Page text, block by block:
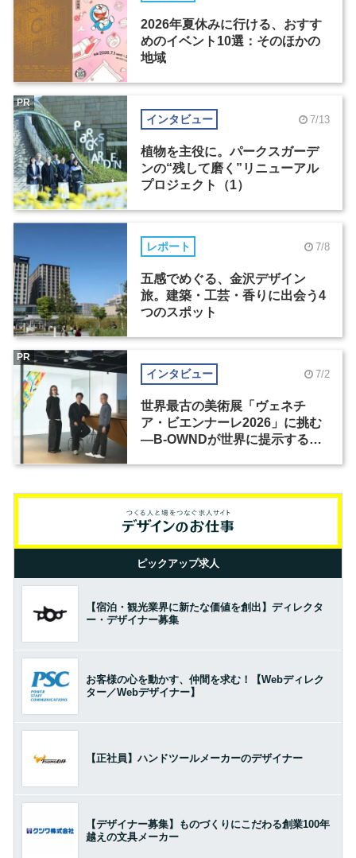
2026年夏休みに行ける、おすす
めのイベント10選：そのほかの
地域
インタビュー 7/13
植物を主役に。パークスガーデ
ンの“残して磨く”リニューアル
プロジェクト（1）
PR
レポート 7/8
五感でめぐる、金沢デザイン
旅。建築・工芸・香りに出会う4
つのスポット
インタビュー 7/2
世界最古の美術展「ヴェネチ
ア・ビエンナーレ2026」に挑む
―B-OWNDが世界に提示する美
PR
ピックアップ求人
【宿泊・観光業界に新たな価値を創出】ディレクタ
ー・デザイナー募集
お客様の心を動かす、仲間を求む！【Webディレク
ター／Webデザイナー】
【正社員】ハンドツールメーカーのデザイナー
【デザイナー募集】ものづくりにこだわる創業100年
越えの文具メーカー